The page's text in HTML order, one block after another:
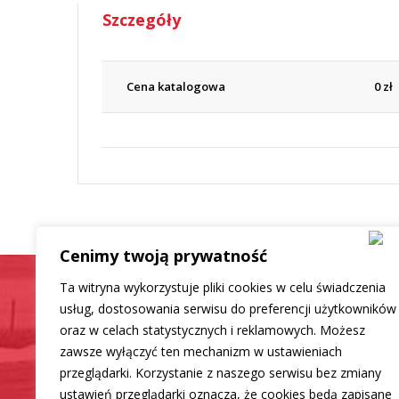
Cenimy twoją prywatność
Ta witryna wykorzystuje pliki cookies w celu świadczenia
usług, dostosowania serwisu do preferencji użytkowników
oraz w celach statystycznych i reklamowych. Możesz
zawsze wyłączyć ten mechanizm w ustawieniach
przeglądarki. Korzystanie z naszego serwisu bez zmiany
ustawień przeglądarki oznacza, że cookies będą zapisane
Szczegóły
Cena katalogowa 0zł
Samochód jak